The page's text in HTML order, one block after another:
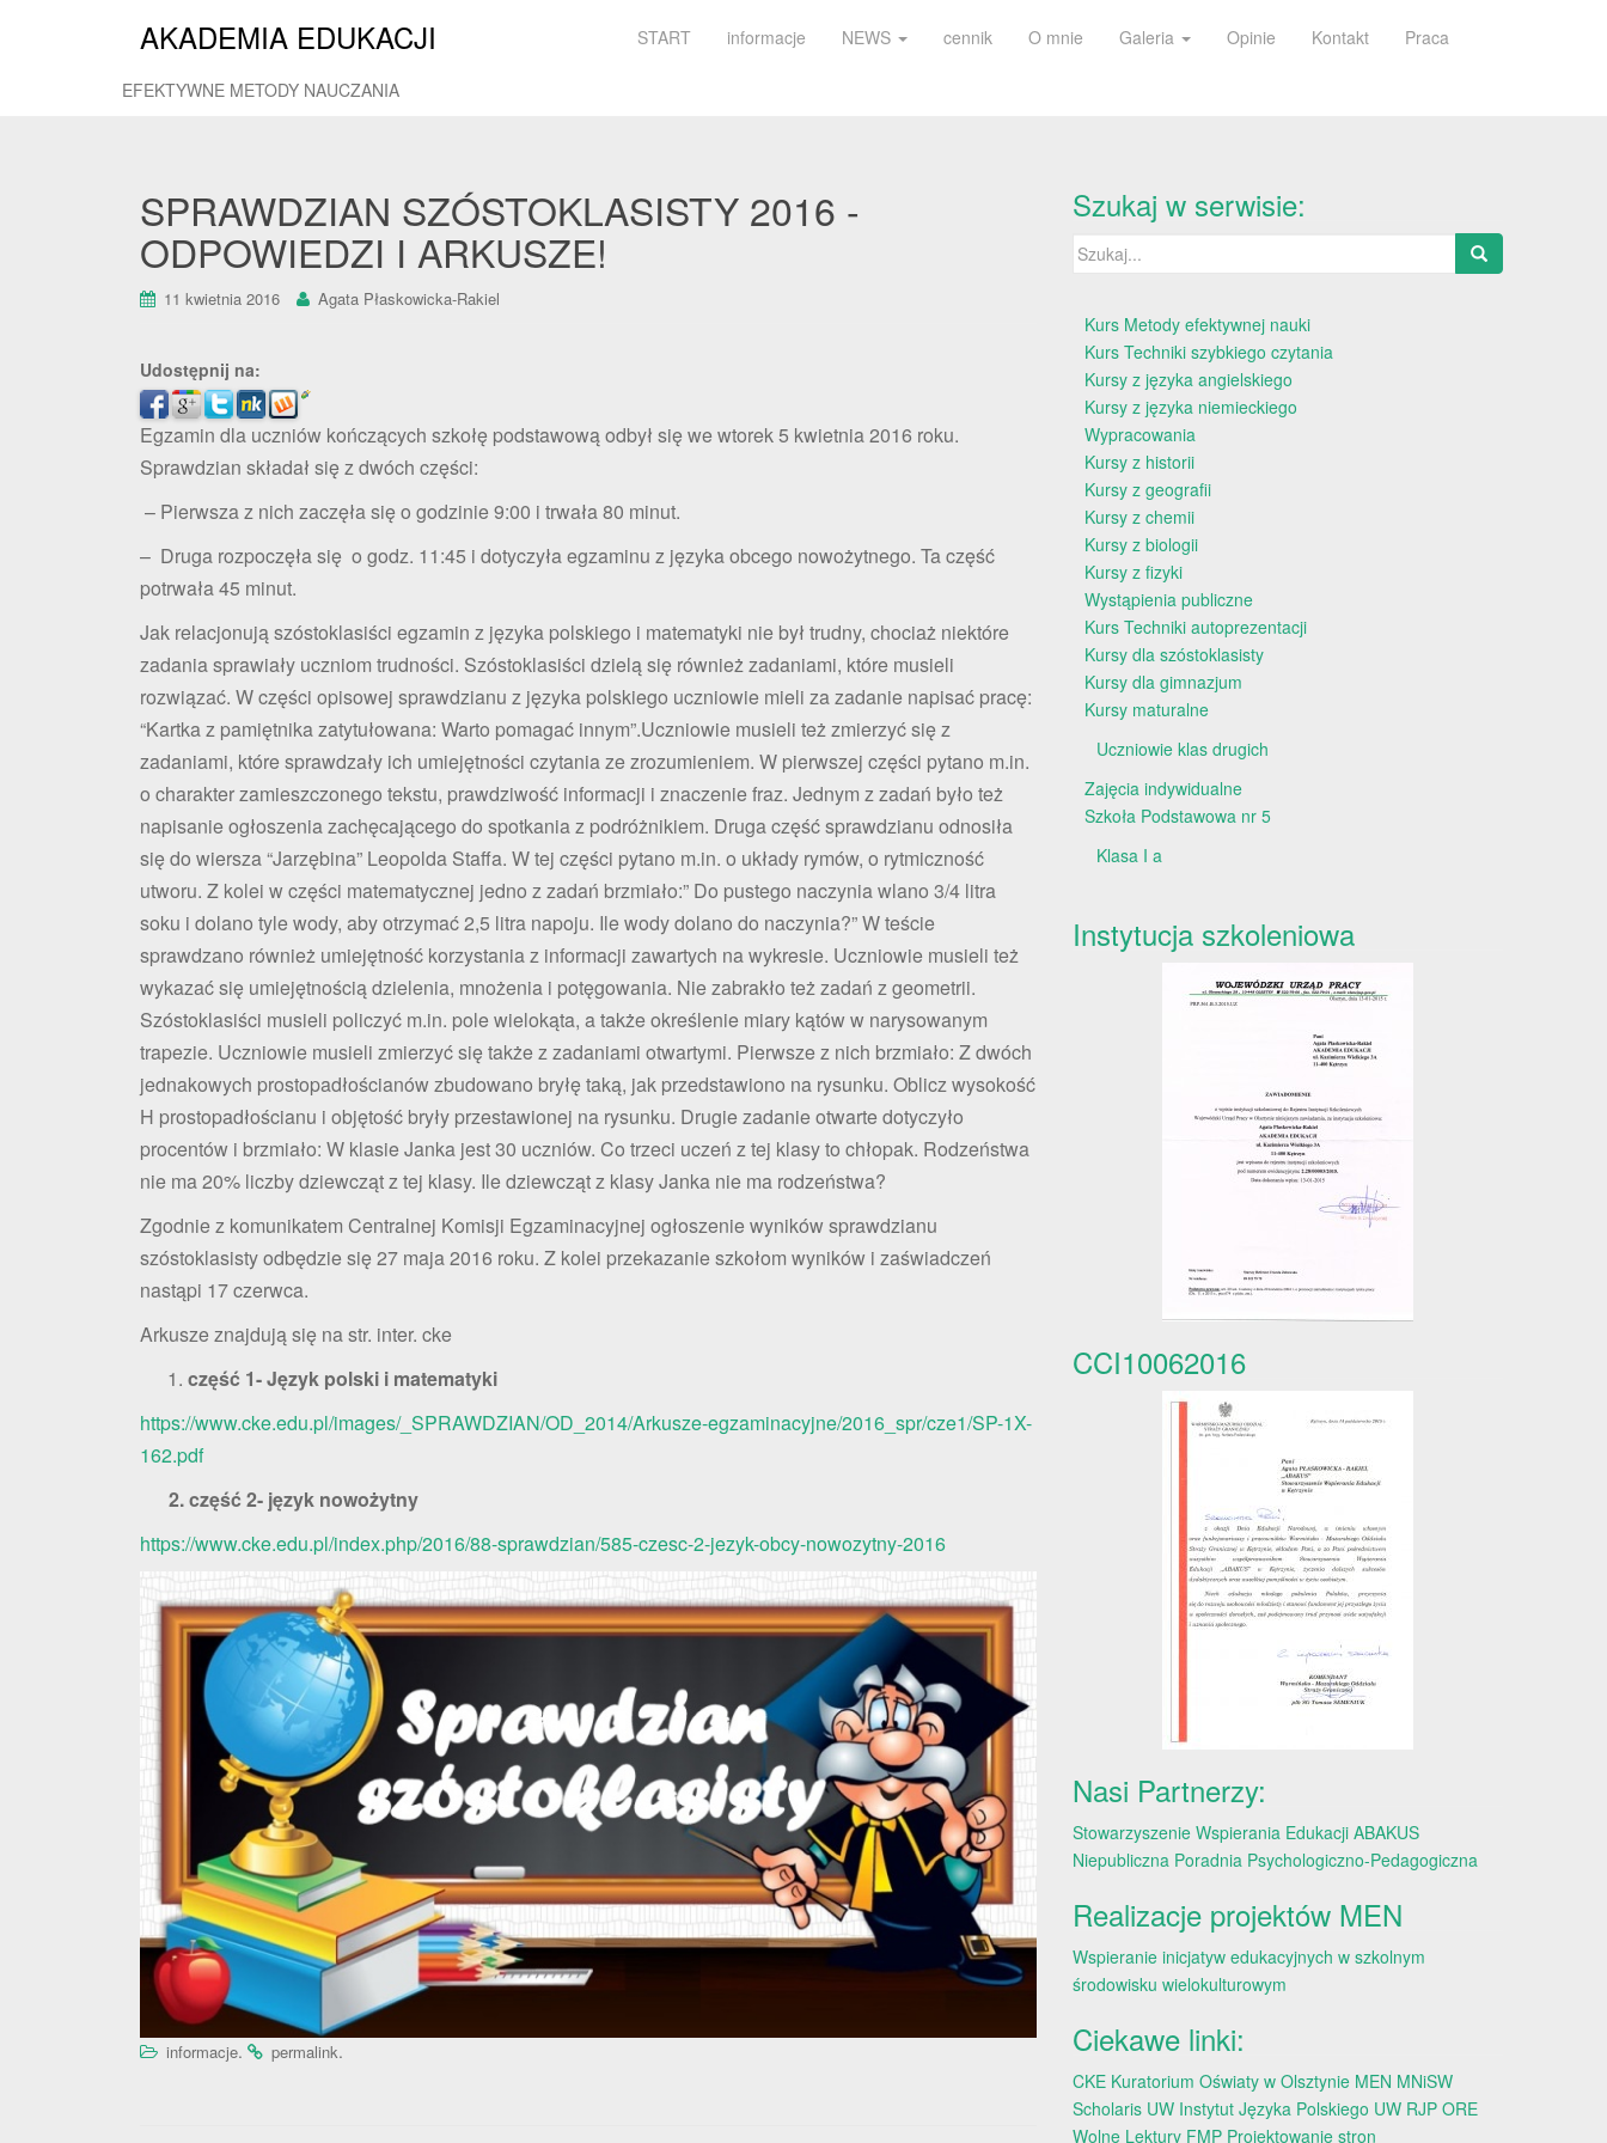
AKADEMIA EDUKACJI
EFEKTYWNE METODY NAUCZANIA
START informacje NEWS cennik O mnie Galeria Opinie Kontakt Praca
SPRAWDZIAN SZÓSTOKLASISTY 2016 -
ODPOWIEDZI I ARKUSZE!
11 kwietnia 2016 Agata Płaskowicka-Rakiel
Udostępnij na:
Egzamin dla uczniów kończących szkołę podstawową odbył się we wtorek 5 kwietnia 2016 roku.
Sprawdzian składał się z dwóch części:
– Pierwsza z nich zaczęła się o godzinie 9:00 i trwała 80 minut.
– Druga rozpoczęła się o godz. 11:45 i dotyczyła egzaminu z języka obcego nowożytnego. Ta część
potrwała 45 minut.
Jak relacjonują szóstoklasiści egzamin z języka polskiego i matematyki nie był trudny, chociaż niektóre
zadania sprawiały uczniom trudności. Szóstoklasiści dzielą się również zadaniami, które musieli
rozwiązać. W części opisowej sprawdzianu z języka polskiego uczniowie mieli za zadanie napisać pracę:
“Kartka z pamiętnika zatytułowana: Warto pomagać innym”.Uczniowie musieli też zmierzyć się z
zadaniami, które sprawdzały ich umiejętności czytania ze zrozumieniem. W pierwszej części pytano m.in.
o charakter zamieszczonego tekstu, prawdziwość informacji i znaczenie fraz. Jednym z zadań było też
napisanie ogłoszenia zachęcającego do spotkania z podróżnikiem. Druga część sprawdzianu odnosiła
się do wiersza “Jarzębina” Leopolda Staffa. W tej części pytano m.in. o układy rymów, o rytmiczność
utworu. Z kolei w części matematycznej jedno z zadań brzmiało:” Do pustego naczynia wlano 3/4 litra
soku i dolano tyle wody, aby otrzymać 2,5 litra napoju. Ile wody dolano do naczynia?” W teście
sprawdzano również umiejętność korzystania z informacji zawartych na wykresie. Uczniowie musieli też
wykazać się umiejętnością dzielenia, mnożenia i potęgowania. Nie zabrakło też zadań z geometrii.
Szóstoklasiści musieli policzyć m.in. pole wielokąta, a także określenie miary kątów w narysowanym
trapezie. Uczniowie musieli zmierzyć się także z zadaniami otwartymi. Pierwsze z nich brzmiało: Z dwóch
jednakowych prostopadłościanów zbudowano bryłę taką, jak przedstawiono na rysunku. Oblicz wysokość
H prostopadłościanu i objętość bryły przestawionej na rysunku. Drugie zadanie otwarte dotyczyło
procentów i brzmiało: W klasie Janka jest 30 uczniów. Co trzeci uczeń z tej klasy to chłopak. Rodzeństwa
nie ma 20% liczby dziewcząt z tej klasy. Ile dziewcząt z klasy Janka nie ma rodzeństwa?
Zgodnie z komunikatem Centralnej Komisji Egzaminacyjnej ogłoszenie wyników sprawdzianu
szóstoklasisty odbędzie się 27 maja 2016 roku. Z kolei przekazanie szkołom wyników i zaświadczeń
nastąpi 17 czerwca.
Arkusze znajdują się na str. inter. cke
część 1- Język polski i matematyki
https://www.cke.edu.pl/images/_SPRAWDZIAN/OD_2014/Arkusze-egzaminacyjne/2016_spr/cze1/SP-1X-
162.pdf
2. część 2- język nowożytny
https://www.cke.edu.pl/index.php/2016/88-sprawdzian/585-czesc-2-jezyk-obcy-nowozytny-2016
informacje. permalink.
Szukaj w serwisie:
Szukaj:
Kurs Metody efektywnej nauki
Kurs Techniki szybkiego czytania
Kursy z języka angielskiego
Kursy z języka niemieckiego
Wypracowania
Kursy z historii
Kursy z geografii
Kursy z chemii
Kursy z biologii
Kursy z fizyki
Wystąpienia publiczne
Kurs Techniki autoprezentacji
Kursy dla szóstoklasisty
Kursy dla gimnazjum
Kursy maturalne
Uczniowie klas drugich
Zajęcia indywidualne
Szkoła Podstawowa nr 5
Klasa I a
Instytucja szkoleniowa
CCI10062016
Nasi Partnerzy:
Stowarzyszenie Wspierania Edukacji ABAKUS
Niepubliczna Poradnia Psychologiczno-Pedagogiczna
Realizacje projektów MEN
Wspieranie inicjatyw edukacyjnych w szkolnym
środowisku wielokulturowym
Ciekawe linki:
CKE Kuratorium Oświaty w Olsztynie MEN MNiSW
Scholaris UW Instytut Języka Polskiego UW RJP ORE
Wolne Lektury FMP Projektowanie stron